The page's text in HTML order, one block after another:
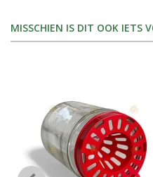
MISSCHIEN IS DIT OOK IETS